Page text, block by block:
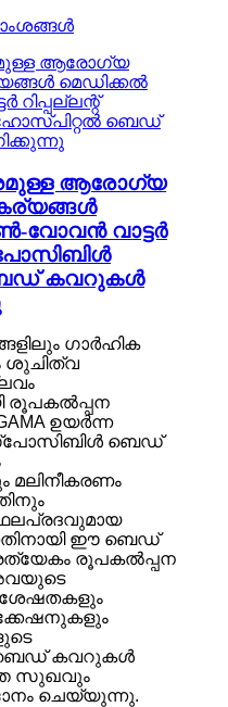
ആരോഗ്യ
വോവൻ വാട്ടർ
കവറുകൾ
ഗാർഹിക
ശുചിത്വ
രൂപകൽപ്പന
ഉയർന്ന
ബെഡ്
മലിനീകരണം
ഈ ബെഡ്
രൂപകൽപ്പന
കവറുകൾ
സുഖവും
ചെയ്യുന്നു.